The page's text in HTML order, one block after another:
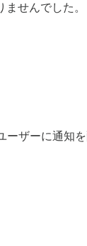
せんでした。
ーザーに通知